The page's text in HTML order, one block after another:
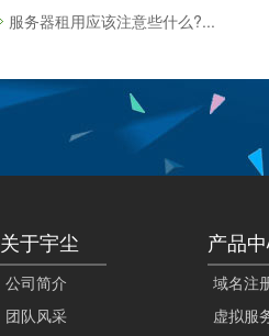
服务器租用应该注意些什么?...
关于宇尘
公司简介
团队风采
产品
域名注
虚拟服